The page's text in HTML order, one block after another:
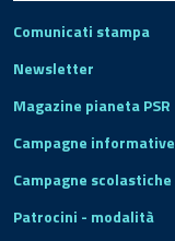
Comunicati stampa
Newsletter
Magazine pianeta PSR
Campagne informative
Campagne scolastiche
Patrocini - modalità